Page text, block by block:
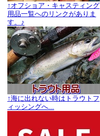
↑オフショア・キャスティング
用品一覧へのリンクがありま
す。♪
↑海に出れない時はトラウトフ
ィッシングへ...